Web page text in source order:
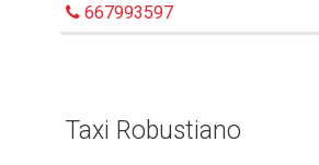
667993597
Taxi Robustiano